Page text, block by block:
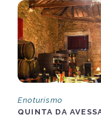
Enoturismo
QUINTA DA